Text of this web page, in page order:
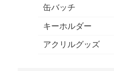
缶バッチ
キーホルダー
アクリルグッズ